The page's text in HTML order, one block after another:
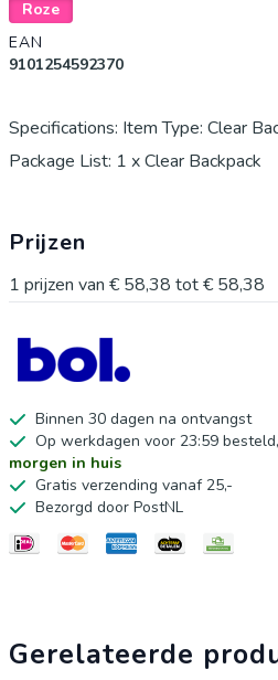
Roze
EAN
9101254592370
Specifications: Item Type: Clear
Package List: 1 x Clear Backpack
Prijzen
1 prijzen van € 58,38 tot€ 58,38
Binnen 30 dagen na ontvangst
Op werkdagen voor 23:59 besteld,
morgen in huis
Gratis verzending vanaf 25,-
Bezorgd door PostNL
Gerelateerde